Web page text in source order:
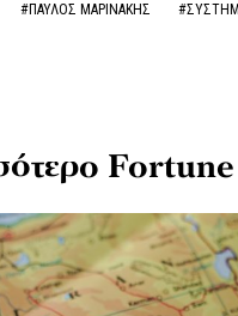
#ΠΑΥΛΟΣ ΜΑΡΙΝΑΚΗΣ
Fortune